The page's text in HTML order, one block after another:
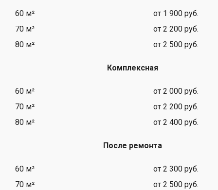
60 м²
от 1 900 руб.
70 м²
от 2 200 руб.
80 м²
от 2 500 руб.
Комплексная
60 м²
от 2 000 руб.
70 м²
от 2 200 руб.
80 м²
от 2 400 руб.
После ремонта
60 м²
от 2 300 руб.
70 м²
от 2 500 руб.